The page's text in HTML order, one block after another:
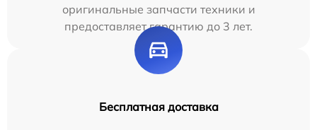
оригинальные запчасти техники и
предоставляет гарантию до 3 лет.
Бесплатная доставка